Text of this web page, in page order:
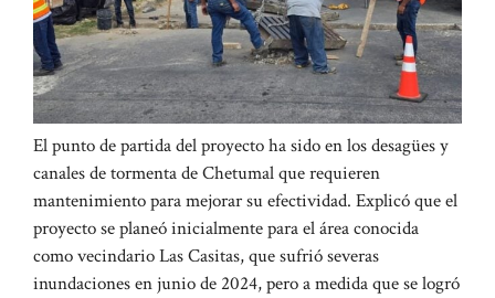
El punto de partida del proyecto ha sido en los desagües y
canales de tormenta de Chetumal que requieren
mantenimiento para mejorar su efectividad. Explicó que el
proyecto se planeó inicialmente para el área conocida
como vecindario Las Casitas, que sufrió severas
inundaciones en junio de 2024, pero a medida que se logró